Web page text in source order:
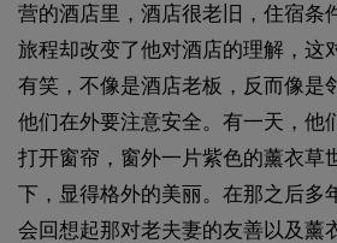
营的酒店里，酒店很老旧，住宿条
旅程却改变了他对酒店的理解，这
有笑，不像是酒店老板，反而像是
他们在外要注意安全。有一天，他
打开窗帘，窗外一片紫色的薰衣草
下，显得格外的美丽。在那之后多
会回想起那对老夫妻的友善以及薰